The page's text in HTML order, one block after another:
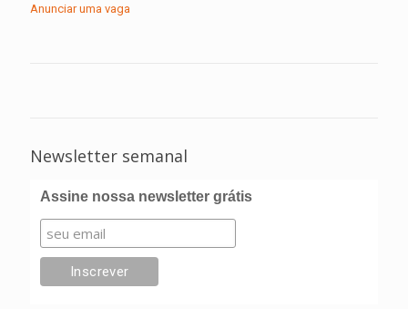
Anunciar uma vaga
Newsletter semanal
Assine nossa newsletter grátis